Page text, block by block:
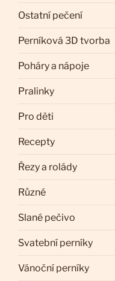
Ostatní pečení
Perníková 3D tvorba
Poháry a nápoje
Pralinky
Pro děti
Recepty
Řezy a rolády
Různé
Slané pečivo
Svatební perníky
Vánoční perníky